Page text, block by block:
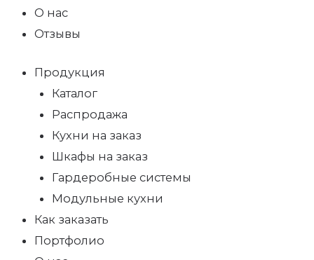
О нас
Отзывы
Продукция
Каталог
Распродажа
Кухни на заказ
Шкафы на заказ
Гардеробные системы
Модульные кухни
Как заказать
Портфолио